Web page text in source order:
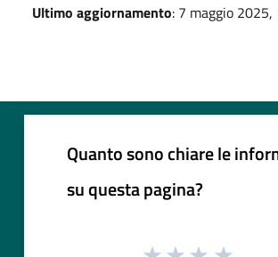
Ultimo aggiornamento: 7 maggio 2025,
Quanto sono chiare le
su questa pagina?